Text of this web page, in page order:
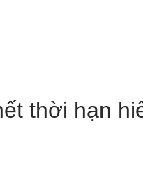
thời hạn